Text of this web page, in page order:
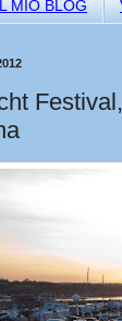
MIO BLOG